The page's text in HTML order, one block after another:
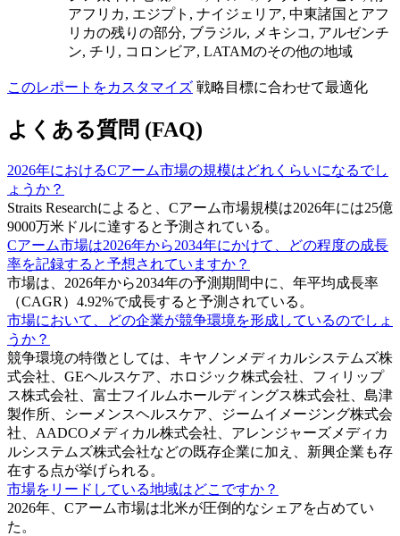
アフリカ, エジプト, ナイジェリア, 中東諸国とアフ
リカの残りの部分, ブラジル, メキシコ, アルゼンチ
ン, チリ, コロンビア, LATAMのその他の地域
このレポートをカスタマイズ 戦略目標に合わせて最適化
よくある質問 (FAQ)
2026年におけるCアーム市場の規模はどれくらいになるでし
ょうか？
Straits Researchによると、Cアーム市場規模は2026年には25億
9000万米ドルに達すると予測されている。
Cアーム市場は2026年から2034年にかけて、どの程度の成長
率を記録すると予想されていますか？
市場は、2026年から2034年の予測期間中に、年平均成長率
（CAGR）4.92%で成長すると予測されている。
市場において、どの企業が競争環境を形成しているのでしょ
うか？
競争環境の特徴としては、キヤノンメディカルシステムズ株
式会社、GEヘルスケア、ホロジック株式会社、フィリップ
ス株式会社、富士フイルムホールディングス株式会社、島津
製作所、シーメンスヘルスケア、ジームイメージング株式会
社、AADCOメディカル株式会社、アレンジャーズメディカ
ルシステムズ株式会社などの既存企業に加え、新興企業も存
在する点が挙げられる。
市場をリードしている地域はどこですか？
2026年、Cアーム市場は北米が圧倒的なシェアを占めてい
た。